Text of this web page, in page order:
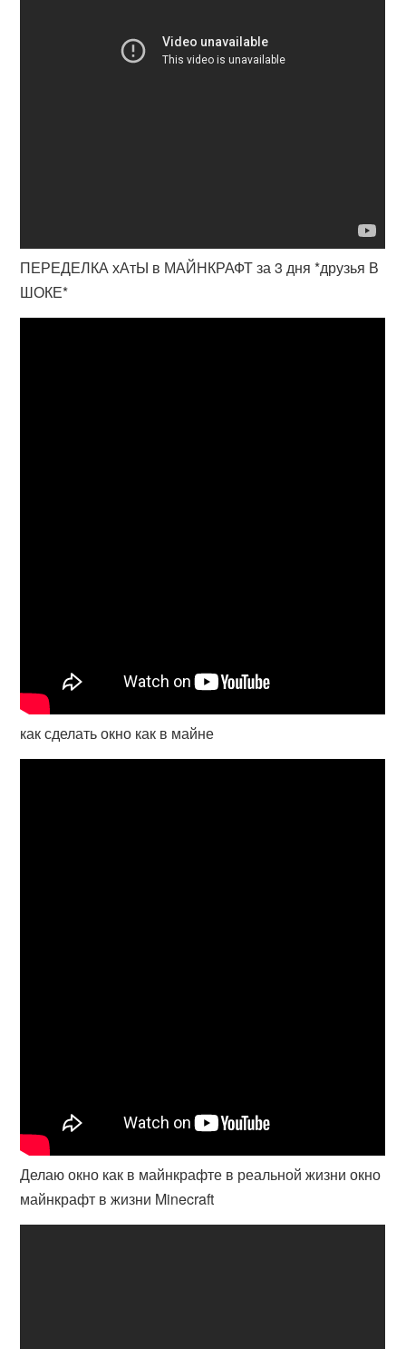
ПЕРЕДЕЛКА хАтЫ в МАЙНКРАФТ за 3 дня *друзья В
ШОКЕ*
как сделать окно как в майне
Делаю окно как в майнкрафте в реальной жизни окно
майнкрафт в жизни Minecraft